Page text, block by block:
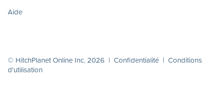
Aide
© HitchPlanet Online Inc. 2026 | Confidentialité | Conditions
d'utilisation